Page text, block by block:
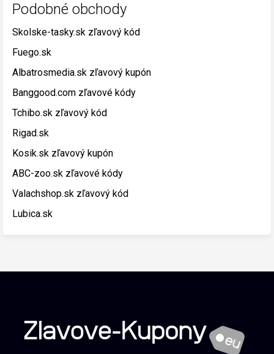
Podobné obchody
Skolske-tasky.sk zľavový kód
Fuego.sk
Albatrosmedia.sk zľavový kupón
Banggood.com zľavové kódy
Tchibo.sk zľavový kód
Rigad.sk
Kosik.sk zľavový kupón
ABC-zoo.sk zľavové kódy
Valachshop.sk zľavový kód
Lubica.sk